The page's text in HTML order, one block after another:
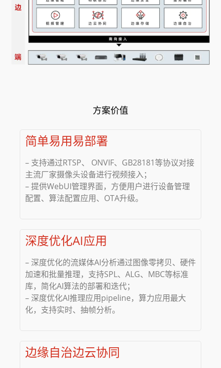
方案价值
简单易用易部署
– 支持通过RTSP、 ONVIF、GB28181等协议对接
主流厂家摄像头设备进行视频接入；
– 提供WebUI管理界面，方便用户进行设备管理
配置、算法配置应用、OTA升级。
深度优化AI应用
– 深度优化的流媒体AI分析通过图像零拷贝、硬件
加速和批量推理，支持SPL、ALG、MBC等标准
库，简化AI算法的部署和迭代；
– 深度优化AI推理应用pipeline，算力应用最大
化，支持实时、抽帧分析。
边缘自治边云协同